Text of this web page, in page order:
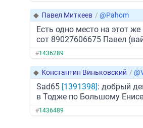
◆ Павел Миткеев / @Pahom
Есть одно место на этот
сот 89027606675 Павел
#1436289
◆ Константин Виньковский /
Sad65 [1391398]: добрый
в Тодже по Большому
#1436489